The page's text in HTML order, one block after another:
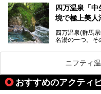
「四万やまぐち
り入浴も可能で
肌湯をはじめ
四万温泉「
境で極上美人
四万温泉(群馬
名湯の一つ。そ
観光客で賑わ
「中生館」は
質の良さ(特に
的存在です。今
事・客室・共有
ニフティ
おすすめのアクティ